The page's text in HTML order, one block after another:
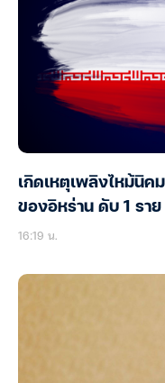
เกิดเหตุเพลิงไหม้นิค
ของอิหร่าน ดับ 1 ราย
16:19 น.